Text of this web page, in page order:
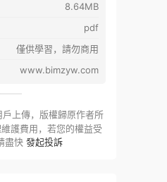
8.64MB
pdf
僅供學習，請勿商用
www.bimzyw.com
上傳，版權歸原作者所
護費用，若您的權益受
盡快 發起投訴